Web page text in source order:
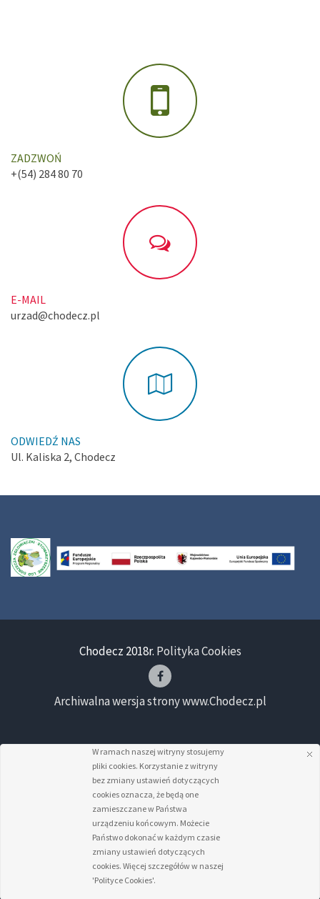
ZADZWOŃ
+(54) 284 80 70
E-MAIL
urzad@chodecz.pl
ODWIEDŹ NAS
Ul. Kaliska 2, Chodecz
Chodecz 2018r. Polityka Cookies
Archiwalna wersja strony www.Chodecz.pl
W ramach naszej witryny stosujemy
pliki cookies. Korzystanie z witryny
bez zmiany ustawień dotyczących
cookies oznacza, że będą one
zamieszczane w Państwa
urządzeniu końcowym. Możecie
Państwo dokonać w każdym czasie
zmiany ustawień dotyczących
cookies. Więcej szczegółów w naszej
'Polityce Cookies'.